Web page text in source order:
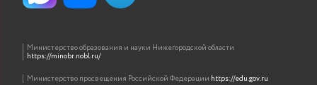
Министерство образования и науки Нижегородской области
https://minobr.nobl.ru/
Министерство просвещения Российской Федерации https://edu.gov.ru